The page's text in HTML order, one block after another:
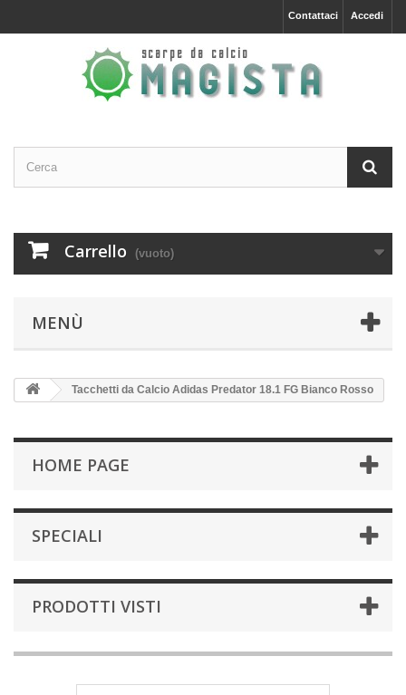
Accedi
Contattaci
Carrello (vuoto)
MENÙ
Tacchetti da Calcio Adidas Predator 18.1 FG Bianco Rosso
HOME PAGE
SPECIALI
PRODOTTI VISTI